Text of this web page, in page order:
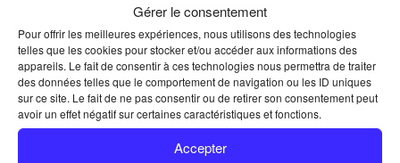
Gérer le consentement
Pour offrir les meilleures expériences, nous utilisons des technologies
telles que les cookies pour stocker et/ou accéder aux informations des
appareils. Le fait de consentir à ces technologies nous permettra de traiter
des données telles que le comportement de navigation ou les ID uniques
sur ce site. Le fait de ne pas consentir ou de retirer son consentement peut
avoir un effet négatif sur certaines caractéristiques et fonctions.
Accepter
Accueil»Location de photocopieurs et imprimantes